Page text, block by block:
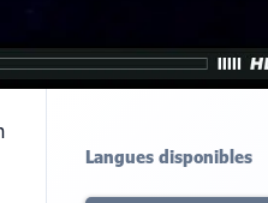
Langues disponibles